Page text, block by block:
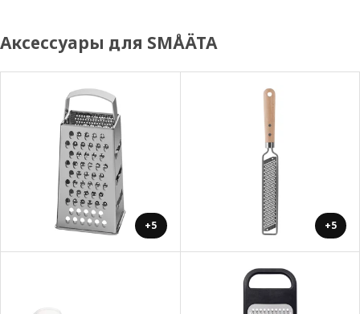
Аксессуары для SMÅÄTA
+5 +5